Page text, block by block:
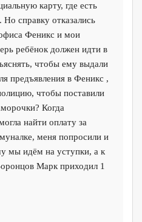
карту, где есть
справку отказались
Феникс и мои
ребёнок должен идти в
чтобы ему выдали
предъявления в Феникс ,
чтобы поставили
Когда
найти оплату за
меня попросили и
мы идём на уступки, а к
Марк приходил 1